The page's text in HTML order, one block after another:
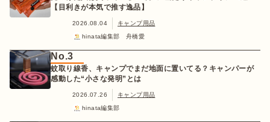
【目利きが本気で推す逸品】
2026.08.04
キャンプ用品
hinata編集部 舟橋愛
No.3
蚊取り線香、キャンプでまだ地面に置いてる？キャンパーが
感動した“小さな発明”とは
2026.07.26
キャンプ用品
hinata編集部